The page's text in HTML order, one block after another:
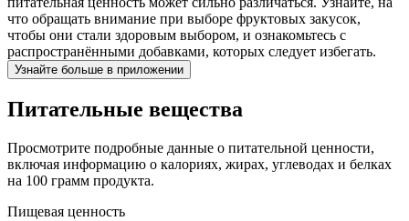
что обращать внимание при выборе фруктовых закусок,
чтобы они стали здоровым выбором, и ознакомьтесь с
распространёнными добавками, которых следует избегать.
Узнайте больше в приложении
Питательные вещества
Просмотрите подробные данные о питательной ценности,
включая информацию о калориях, жирах, углеводах и белках
на 100 грамм продукта.
Пищевая ценность